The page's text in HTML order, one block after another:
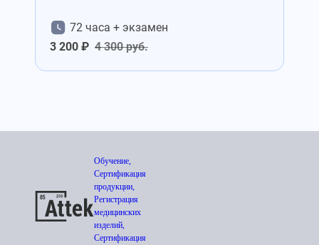
72 часа + экзамен
3 200 ₽ 4 300 руб.
Обучение,
Сертификация
продукции,
Регистрация
медицинских
изделий,
Сертификация